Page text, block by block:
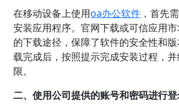
在移动设备上使用oa办公软件 ，首先
安装应用程序。官网下载或可信应用
的下载途径，保障了软件的安全性和
载完成后，按照提示完成安装过程，
限。
二、使用公司提供的账号和密码进行